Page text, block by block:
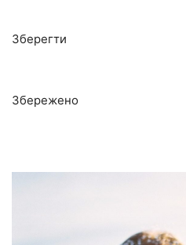
Зберегти
Збережено